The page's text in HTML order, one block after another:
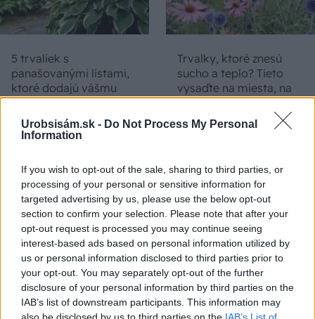
Urobsisám.sk - Do Not Process My Personal
Information
If you wish to opt-out of the sale, sharing to third parties, or
processing of your personal or sensitive information for
targeted advertising by us, please use the below opt-out
section to confirm your selection. Please note that after your
opt-out request is processed you may continue seeing
interest-based ads based on personal information utilized by
us or personal information disclosed to third parties prior to
your opt-out. You may separately opt-out of the further
disclosure of your personal information by third parties on the
IAB’s list of downstream participants. This information may
5 trvaliek s
panašovanými listami,
ktoré dodajú vášmu
záhonu celosezónny
šmrnc
Trvalky, ktoré znesú
sucho a teplo? Tieto
vysaďte na miesta, na
ktoré slnko svieti celý
deň
Nemusí to byť len
levanduľa! 7 fialových
krások, ktoré rozžiaria
vašu záhradu
Môže aspirín zachrániť
ochabnuté izbové
rastliny? Pravda vás
možno prekvapí